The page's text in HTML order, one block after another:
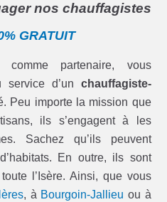
nos chauffagistes
GRATUIT
comme partenaire, vous
service d’un chauffagiste-
Peu importe la mission que
ils s’engagent à les
Sachez qu’ils peuvent
En outre, ils sont
l’Isère. Ainsi, que vous
, à Bourgoin-Jallieu ou à